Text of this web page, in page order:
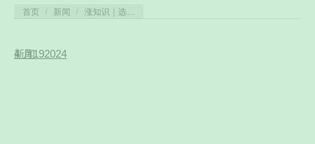
您在这里：
首页 新闻 涨知识｜选…
4 月192024
新闻